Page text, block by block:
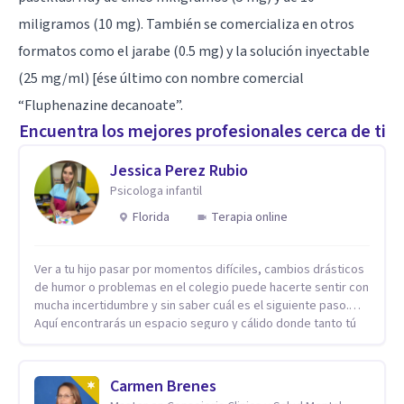
miligramos (10 mg). También se comercializa en otros
formatos como el jarabe (0.5 mg) y la solución inyectable
(25 mg/ml) [ése último con nombre comercial
“Fluphenazine decanoate”.
Encuentra los mejores profesionales cerca de ti
Jessica Perez Rubio
Psicologa infantil
Florida
Terapia online
Ver a tu hijo pasar por momentos difíciles, cambios drásticos
de humor o problemas en el colegio puede hacerte sentir con
mucha incertidumbre y sin saber cuál es el siguiente paso.
Aquí encontrarás un espacio seguro y cálido donde tanto tú
casa. Me especializo en guiar a familias a través de
herramientas prácticas y dinámicas adaptadas a la edad de
Carmen Brenes